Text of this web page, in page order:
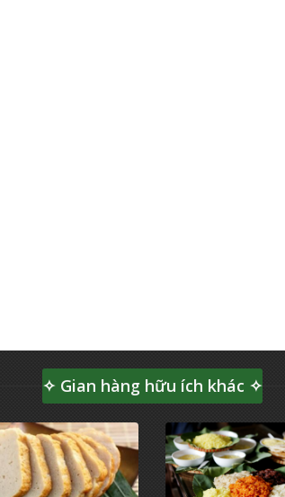
✧ Gian hàng hữu ích khác ✧